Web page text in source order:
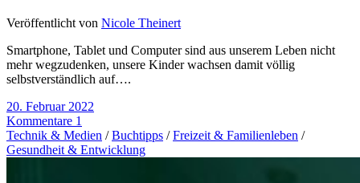
Veröffentlicht von Nicole Theinert
Smartphone, Tablet und Computer sind aus unserem Leben nicht
mehr wegzudenken, unsere Kinder wachsen damit völlig
selbstverständlich auf….
20. Februar 2022
Kommentare 1
Technik & Medien /Buchtipps /Freizeit & Familienleben /
Gesundheit & Entwicklung